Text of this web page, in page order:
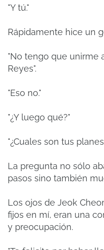
"Y tú."
Rápidamente hice un
"No tengo que unirme
Reyes".
"Eso no."
"¿Y luego qué?"
"¿Cuales son tus
La pregunta no sólo
pasos sino también
Los ojos de Jeok
fijos en mí, eran una
y preocupación.